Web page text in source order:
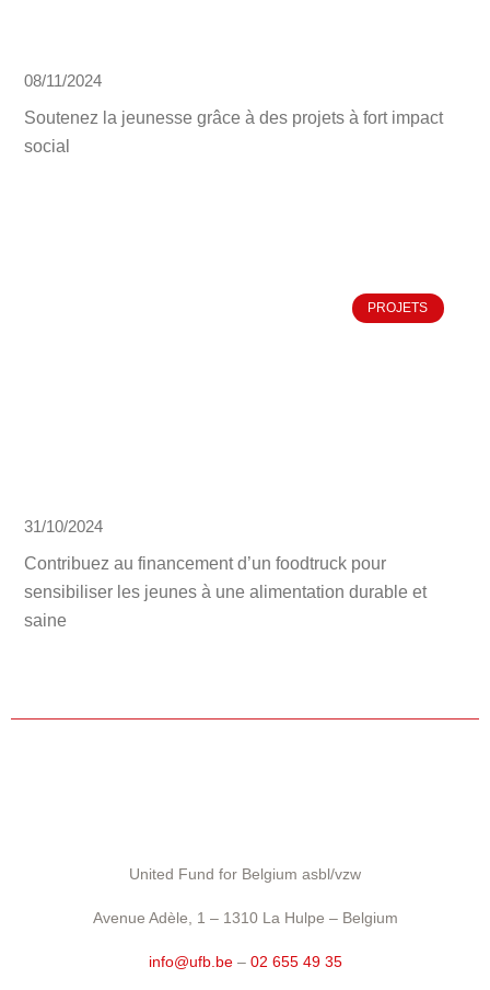
Soutenez la jeunesse grâce à des projets à fort impact
social
08/11/2024
PROJETS
Contribuez au financement d’un foodtruck pour
sensibiliser les jeunes à une alimentation durable et
saine
31/10/2024
United Fund for Belgium asbl/vzw
Avenue Adèle, 1 – 1310 La Hulpe – Belgium
info@ufb.be– 02 655 49 35